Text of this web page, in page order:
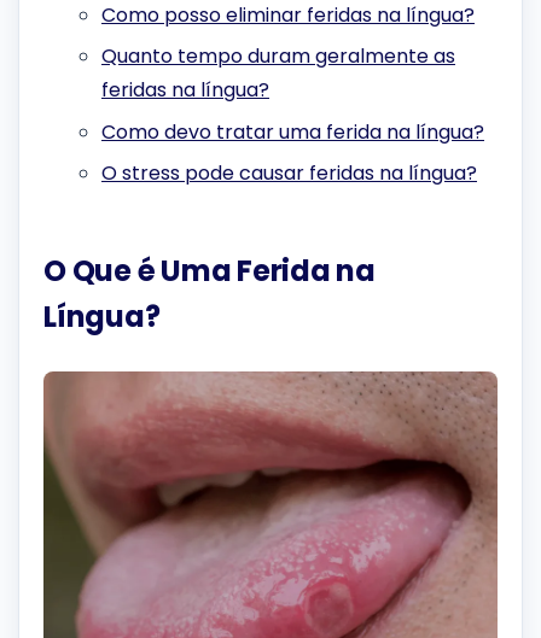
Como posso eliminar feridas na língua?
Quanto tempo duram geralmente as
feridas na língua?
Como devo tratar uma ferida na língua?
O stress pode causar feridas na língua?
O Que é Uma Ferida na
Língua?